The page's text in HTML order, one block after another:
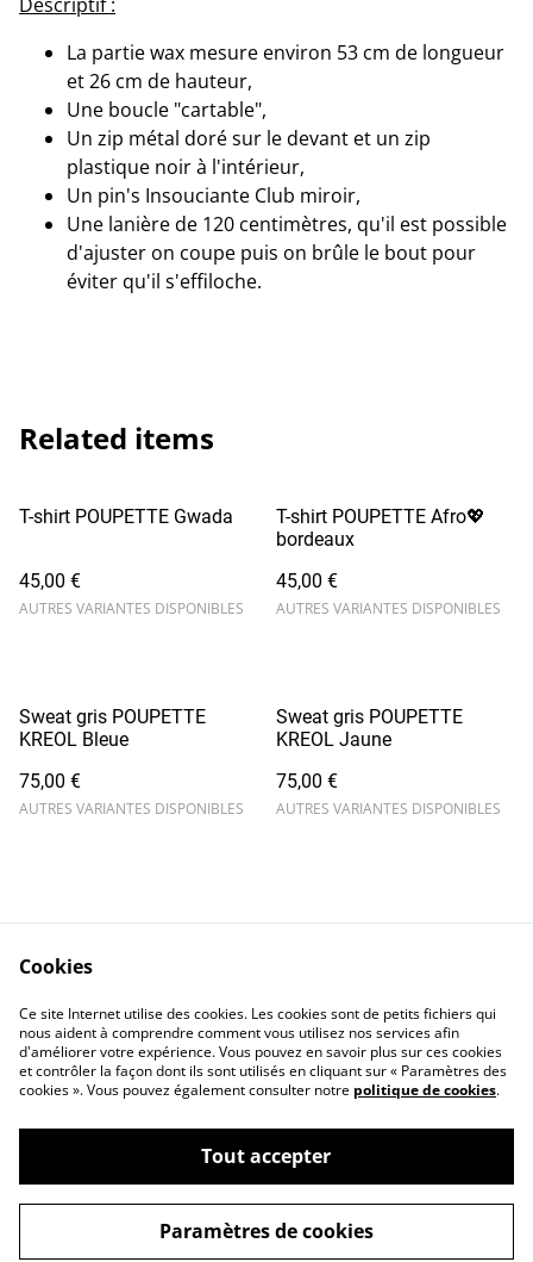
La partie wax mesure environ 53 cm de longueur
et 26 cm de hauteur,
Une boucle "cartable",
Un zip métal doré sur le devant et un zip
plastique noir à l'intérieur,
Un pin's Insouciante Club miroir,
Une lanière de 120 centimètres, qu'il est possible
d'ajuster on coupe puis on brûle le bout pour
éviter qu'il s'effiloche.
Related items
T-shirt POUPETTE Gwada
45,00 €
AUTRES VARIANTES DISPONIBLES
T-shirt POUPETTE Afro💖
bordeaux
45,00 €
AUTRES VARIANTES DISPONIBLES
Sweat gris POUPETTE
KREOL Bleue
75,00 €
AUTRES VARIANTES DISPONIBLES
Sweat gris POUPETTE
KREOL Jaune
75,00 €
AUTRES VARIANTES DISPONIBLES
Contactez-moi
Legal Terms
Privacy Policy
Cookie Policy
©2026POUPETTE Crew
powered by
Cookies
Ce site Internet utilise des cookies. Les cookies sont de petits fichiers qui
nous aident à comprendre comment vous utilisez nos services afin
d'améliorer votre expérience. Vous pouvez en savoir plus sur ces cookies
et contrôler la façon dont ils sont utilisés en cliquant sur « Paramètres des
cookies ». Vous pouvez également consulter notre politique de cookies.
Tout accepter
Paramètres de cookies